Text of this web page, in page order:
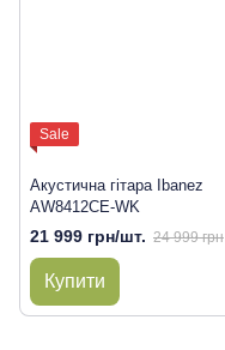
Sale
Акустична гітара Ibanez
AW8412CE-WK
21 999 грн/шт. 24 999 грн
Купити